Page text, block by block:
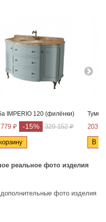
IMPERIO 120 (филёнки)
₽ -15% 329 152 ₽
Тумба
203
В
реальное фото изделия
фото изделия